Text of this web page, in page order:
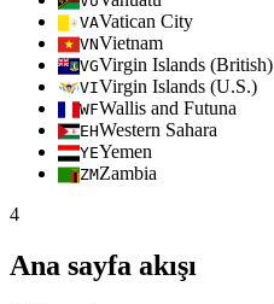
VAVatican City
VNVietnam
VGVirgin Islands (British)
VIVirgin Islands (U.S.)
WFWallis and Futuna
EHWestern Sahara
YEYemen
ZMZambia
4
Ana sayfa akışı